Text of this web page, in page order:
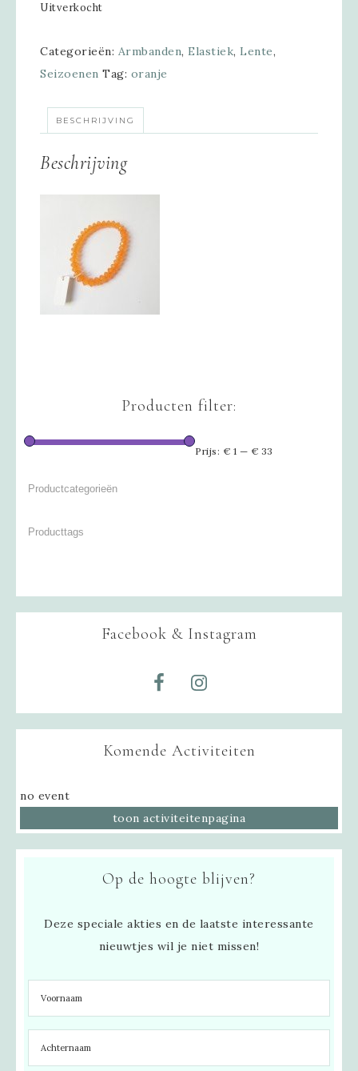
Uitverkocht
Categorieën: Armbanden, Elastiek, Lente,
Seizoenen Tag: oranje
BESCHRIJVING
Beschrijving
Producten filter:
Prijs: € 1 — € 33
Facebook & Instagram
Komende Activiteiten
no event
toon activiteitenpagina
Op de hoogte blijven?
Deze speciale akties en de laatste interessante
nieuwtjes wil je niet missen!